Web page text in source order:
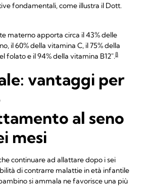
fondamentali, come illustra il Dott.
materno apporta circa il 43% delle
il 60% della vitamina C, il 75% della
folato e il 94% della vitamina B12".8
vantaggi per
al seno
mesi
continuare ad allattare dopo i sei
di contrarre malattie in età infantile
si ammala ne favorisce una più